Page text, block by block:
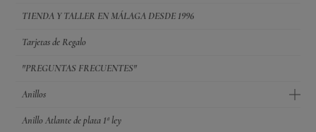
TIENDA Y TALLER EN MÁLAGA DESDE 1996
Tarjetas de Regalo
"PREGUNTAS FRECUENTES"
Anillos
Anillo Atlante de plata 1ª ley